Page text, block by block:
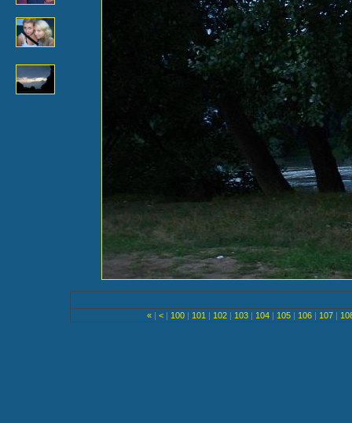
« | < | 100 | 101 | 102 | 103 | 104 | 105 | 106 | 107 |